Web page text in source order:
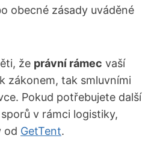
obecné zásady uváděné
že právní rámec vaší
zákonem, tak smluvními
Pokud potřebujete další
v rámci logistiky,
od GetTent.